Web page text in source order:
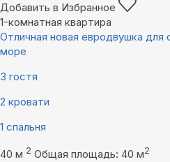
Добавить в Избранное
1-комнатная квартира
Отличная новая евродвушка
море
3 гостя
2 кровати
1 спальня
40 м 2 Общая площадь: 40 м2